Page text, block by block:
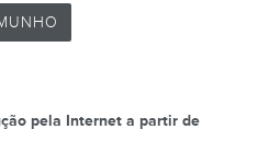
pela Internet a partir de